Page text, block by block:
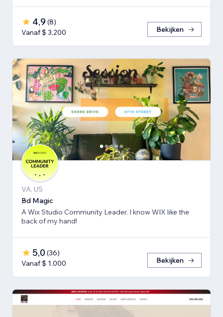
4,9 (8)
Vanaf $ 3.200
Bekijken
VA, US
Bd Magic
A Wix Studio Community Leader. I know WIX like the
back of my hand!
5,0 (36)
Vanaf $ 1.000
Bekijken